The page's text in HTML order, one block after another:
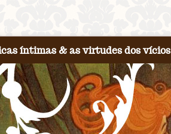
íntimas & as virtudes dos vícios